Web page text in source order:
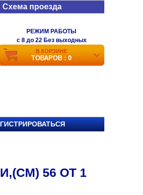
Схема проезда
РЕЖИМ РАБОТЫ
c 8 до 22 Без выходных
В КОРЗИНЕ
ТОВАРОВ : 0
56 ОТ 1